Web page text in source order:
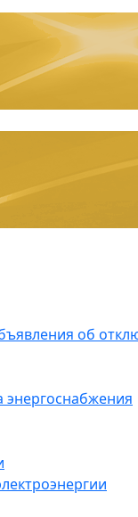
об
энергоснабжения